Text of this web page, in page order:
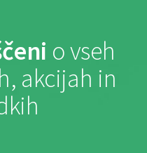
o vseh
akcijah in